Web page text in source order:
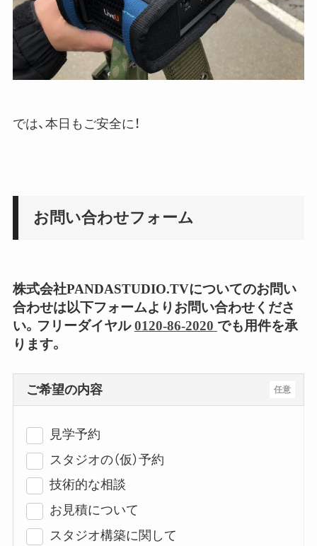
では、本日もご安全に！
お問い合わせフォーム
株式会社PANDASTUDIO.TVについてのお問い
合わせは以下フォームよりお問い合わせくださ
い。フリーダイヤル0120-86-2020 でも用件を承
ります。
任意
ご希望の内容
見学予約
スタジオの（仮）予約
技術的な相談
お見積について
スタジオ構築に関して